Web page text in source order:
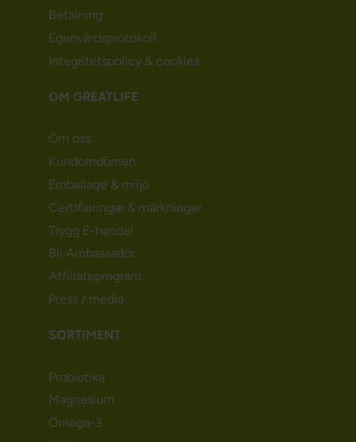
Betalning
Egenvårdsprotokoll
Integritetspolicy & cookies
OM GREATLIFE
Om oss
Kundomdömen
Emballage & miljö
Certifieringar & märkningar
Trygg E-handel
Bli Ambassadör
Affiliateprogram
Press / media
SORTIMENT
Probiotika
Magnesium
Omega-3